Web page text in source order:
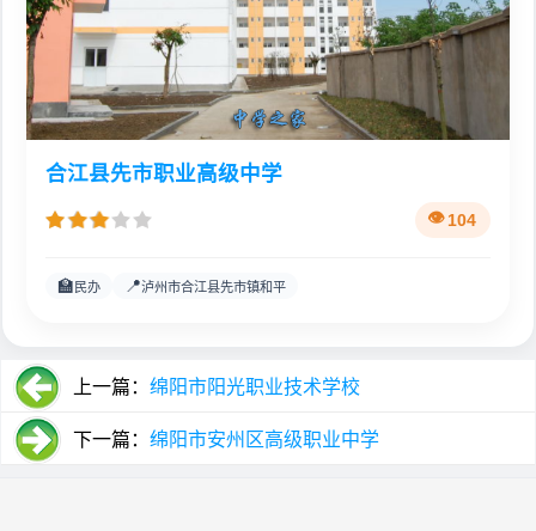
合江县先市职业高级中学
104
🏫 民办 📍泸州市合江县先市镇和平
上一篇： 绵阳市阳光职业技术学校
下一篇： 绵阳市安州区高级职业中学